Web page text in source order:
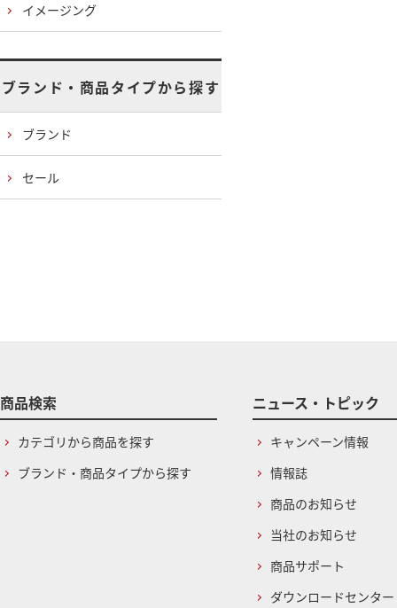
イメージング
ブランド・商品タイプから探す
ブランド
セール
商品検索
カテゴリから商品を探す
ブランド・商品タイプから探す
ニュース・トピック
キャンペーン情報
情報誌
商品のお知らせ
当社のお知らせ
商品サポート
ダウンロードセンター